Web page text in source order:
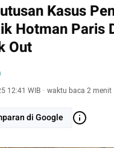
Kasus
Hotman Paris
Out
12:41 WIB · waktu baca 2 menit
di Google